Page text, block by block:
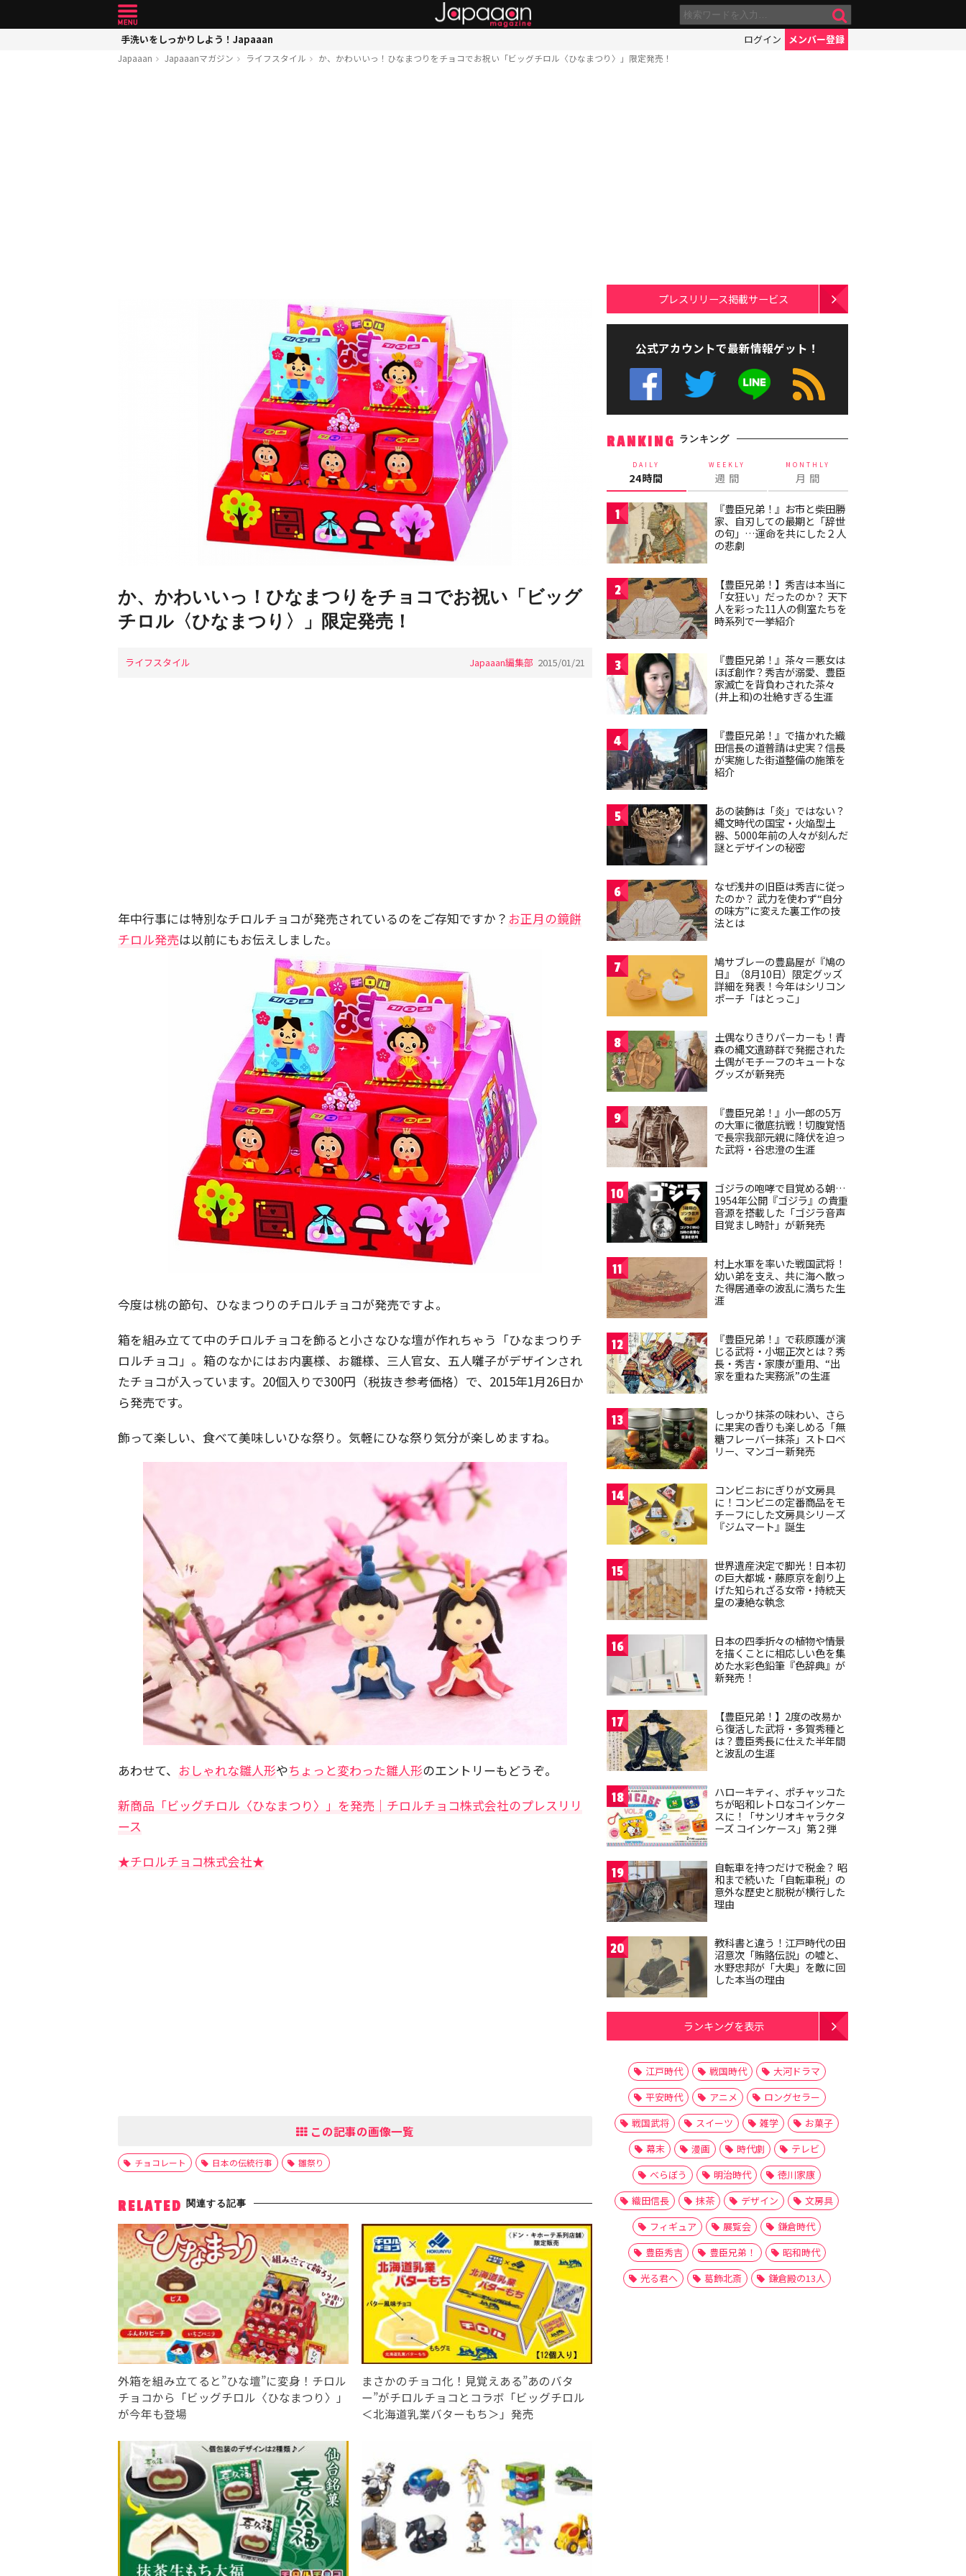
手洗いをしっかりしよう！Japaaan ログイン メンバー登録
Japaaan Japaaanマガジン ライフスタイル か、かわいいっ！ひなまつりをチョコでお祝い「ビッグチロル〈ひなまつり〉」限定発売！
か、かわいいっ！ひなまつりをチョコでお祝い「ビッグ
チロル〈ひなまつり〉」限定発売！
ライフスタイル Japaaan編集部 2015/01/21
年中行事には特別なチロルチョコが発売されているのをご存知ですか？ お正月の鏡餅
チロル発売は以前にもお伝えしました。
今度は桃の節句、ひなまつりのチロルチョコが発売ですよ。
箱を組み立てて中のチロルチョコを飾ると小さなひな壇が作れちゃう「ひなまつりチ
ロルチョコ」。箱のなかにはお内裏様、お雛様、三人官女、五人囃子がデザインされ
たチョコが入っています。20個入りで300円（税抜き参考価格）で、2015年1月26日か
ら発売です。
飾って楽しい、食べて美味しいひな祭り。気軽にひな祭り気分が楽しめますね。
あわせて、 おしゃれな雛人形やちょっと変わった雛人形のエントリーもどうぞ。
新商品「ビッグチロル〈ひなまつり〉」を発売｜チロルチョコ株式会社のプレスリリ
ース
★チロルチョコ株式会社★
この記事の画像一覧
チョコレート 日本の伝統行事 雛祭り
RELATED 関連する記事
外箱を組み立てると”ひな壇”に変身！チロル
チョコから「ビッグチロル〈ひなまつり〉」
が今年も登場
まさかのチョコ化！見覚えある”あのバタ
ー”がチロルチョコとコラボ「ビッグチロル
＜北海道乳業バターもち＞」発売
プレスリリース掲載サービス
公式アカウントで最新情報ゲット！
RANKING ランキング
DAILY
24時間
WEEKLY
週 間
MONTHLY
月 間
1
『豊臣兄弟！』お市と柴田勝
家、自刃しての最期と「辞世
の句」…運命を共にした２人
の悲劇
2
【豊臣兄弟！】秀吉は本当に
「女狂い」だったのか？ 天下
人を彩った11人の側室たちを
時系列で一挙紹介
3
『豊臣兄弟！』茶々＝悪女は
ほぼ創作？秀吉が溺愛、豊臣
家滅亡を背負わされた茶々
(井上和)の壮絶すぎる生涯
4
『豊臣兄弟！』で描かれた織
田信長の道普請は史実？信長
が実施した街道整備の施策を
紹介
5
あの装飾は「炎」ではない？
縄文時代の国宝・火焔型土
器、5000年前の人々が刻んだ
謎とデザインの秘密
6
なぜ浅井の旧臣は秀吉に従っ
たのか？ 武力を使わず“自分
の味方”に変えた裏工作の技
法とは
7
鳩サブレーの豊島屋が『鳩の
日』（8月10日）限定グッズ
詳細を発表！今年はシリコン
ポーチ「はとっこ」
8
土偶なりきりパーカーも！青
森の縄文遺跡群で発掘された
土偶がモチーフのキュートな
グッズが新発売
9
『豊臣兄弟！』小一郎の5万
の大軍に徹底抗戦！切腹覚悟
で長宗我部元親に降伏を迫っ
た武将・谷忠澄の生涯
10
ゴジラの咆哮で目覚める朝…
1954年公開『ゴジラ』の貴重
音源を搭載した「ゴジラ音声
目覚まし時計」が新発売
11
村上水軍を率いた戦国武将！
幼い弟を支え、共に海へ散っ
た得居通幸の波乱に満ちた生
涯
12
『豊臣兄弟！』で萩原護が演
じる武将・小堀正次とは？秀
長・秀吉・家康が重用、“出
家を重ねた実務派”の生涯
13
しっかり抹茶の味わい、さら
に果実の香りも楽しめる「無
糖フレーバー抹茶」ストロベ
リー、マンゴー新発売
14
コンビニおにぎりが文房具
に！コンビニの定番商品をモ
チーフにした文房具シリーズ
『ジムマート』誕生
15
世界遺産決定で脚光！日本初
の巨大都城・藤原京を創り上
げた知られざる女帝・持統天
皇の凄絶な執念
16
日本の四季折々の植物や情景
を描くことに相応しい色を集
めた水彩色鉛筆『色辞典』が
新発売！
17
【豊臣兄弟！】2度の改易か
ら復活した武将・多賀秀種と
は？豊臣秀長に仕えた半年間
と波乱の生涯
18
ハローキティ、ポチャッコた
ちが昭和レトロなコインケー
スに！「サンリオキャラクタ
ーズ コインケース」第２弾
19
自転車を持つだけで税金？ 昭
和まで続いた「自転車税」の
意外な歴史と脱税が横行した
理由
20
教科書と違う！江戸時代の田
沼意次「賄賂伝説」の嘘と、
水野忠邦が「大奥」を敵に回
した本当の理由
ランキングを表示
江戸時代 戦国時代
大河ドラマ
平安時代
アニメ
ロングセラー
戦国武将
スイーツ 雑学
お菓子
幕末
漫画 時代劇
テレビ
べらぼう
明治時代
徳川家康
織田信長
抹茶 デザイン
文房具
フィギュア
展覧会
鎌倉時代
豊臣秀吉
豊臣兄弟！
昭和時代
光る君へ
葛飾北斎 鎌倉殿の13人